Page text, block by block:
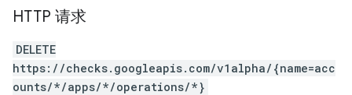
HTTP 请求
DELETE
https://checks.googleapis.com/v1alpha/{name=acc
ounts/*/apps/*/operations/*}